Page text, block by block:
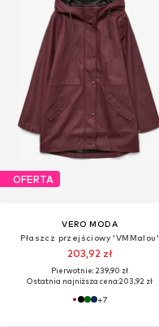
OFERTA
VERO MODA
Płaszcz przejściowy 'VMMalou'
203,92 zł
Pierwotnie: 239,90 zł
Ostatnia najniższa cena:203,92 zł
+7